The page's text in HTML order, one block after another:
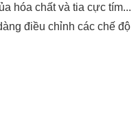
hóa chất và tia cực tím...
điều chỉnh các chế độ